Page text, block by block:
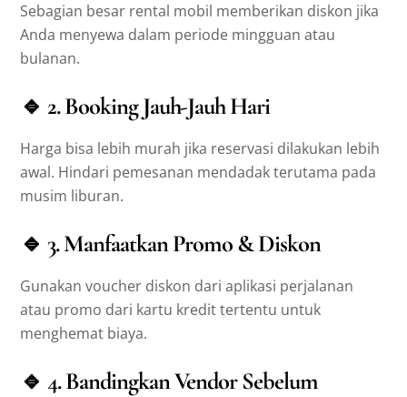
Sebagian besar rental mobil memberikan diskon jika
Anda menyewa dalam periode mingguan atau
bulanan.
🔹 2. Booking Jauh-Jauh Hari
Harga bisa lebih murah jika reservasi dilakukan lebih
awal. Hindari pemesanan mendadak terutama pada
musim liburan.
🔹3. Manfaatkan Promo & Diskon
Gunakan voucher diskon dari aplikasi perjalanan
atau promo dari kartu kredit tertentu untuk
menghemat biaya.
🔹4. Bandingkan Vendor Sebelum